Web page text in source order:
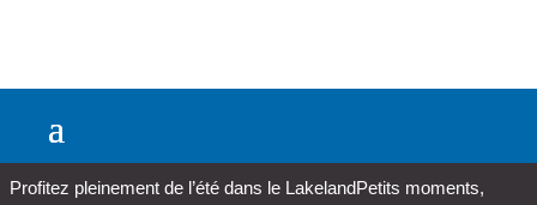
Profitez pleinement de l’été dans le LakelandPetits moments,